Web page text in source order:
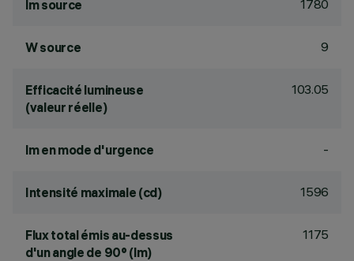
lm source 1780
W source 9
Efficacité lumineuse
(valeur réelle)
103.05
lm en mode d'urgence -
Intensité maximale (cd) 1596
Flux total émis au-dessus
d'un angle de 90° (lm)
1175